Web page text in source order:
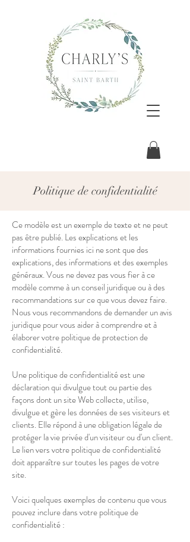
Politique de confidentialité
Ce modèle est un exemple de texte et ne peut
pas être publié. Les explications et les
informations fournies ici ne sont que des
explications, des informations et des exemples
généraux. Vous ne devez pas vous fier à ce
modèle comme à un conseil juridique ou à des
recommandations sur ce que vous devez faire.
Nous vous recommandons de demander un avis
juridique pour vous aider à comprendre et à
élaborer votre politique de protection de
confidentialité.
Une politique de confidentialité est une
déclaration qui divulgue tout ou partie des
façons dont un site Web collecte, utilise,
divulgue et gère les données de ses visiteurs et
clients. Elle répond à une obligation légale de
protéger la vie privée d'un visiteur ou d'un client.
Le lien vers votre politique de confidentialité
doit apparaître sur toutes les pages de votre
site.
Voici quelques exemples de contenu que vous
pouvez inclure dans votre politique de
confidentialité :